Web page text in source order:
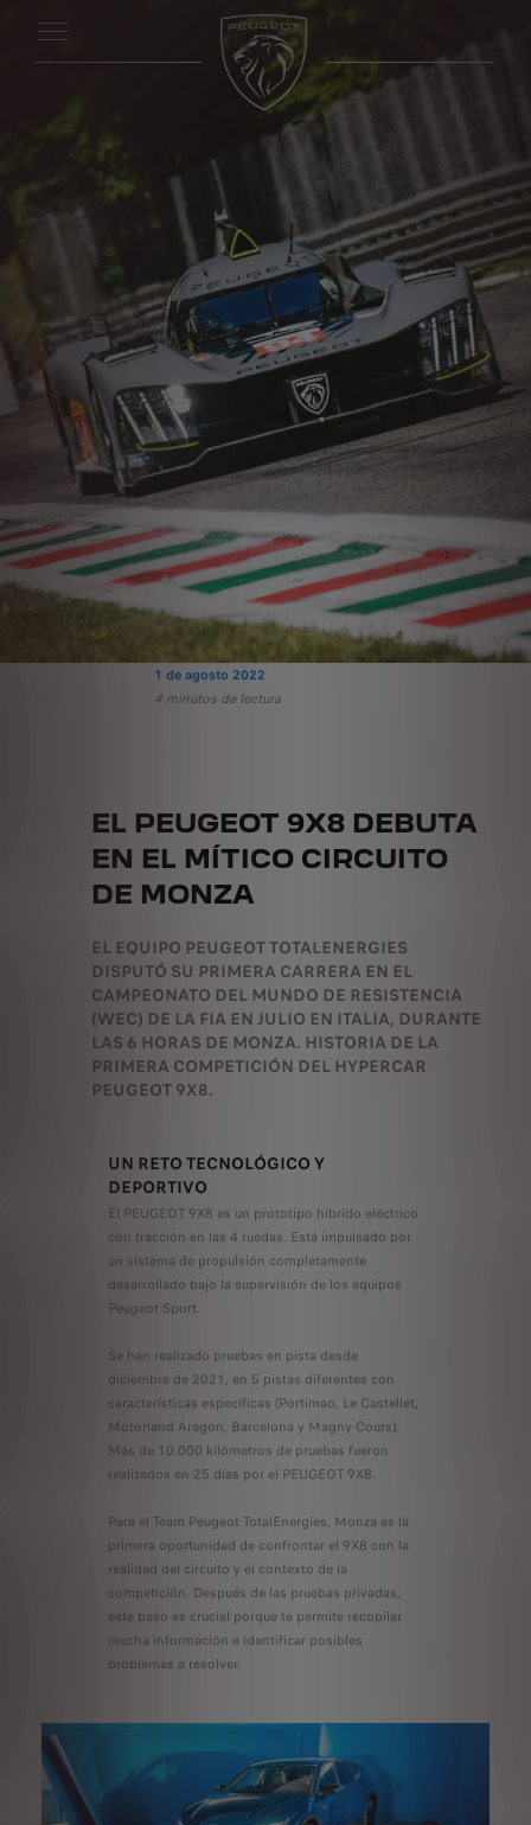
1 de agosto 2022
4 minutos de lectura
EL PEUGEOT 9X8 DEBUTA
EN EL MÍTICO CIRCUITO
DE MONZA
EL EQUIPO PEUGEOT TOTALENERGIES
DISPUTÓ SU PRIMERA CARRERA EN EL
CAMPEONATO DEL MUNDO DE RESISTENCIA
(WEC) DE LA FIA EN JULIO EN ITALIA, DURANTE
LAS 6 HORAS DE MONZA. HISTORIA DE LA
PRIMERA COMPETICIÓN DEL HYPERCAR
PEUGEOT 9X8.
UN RETO TECNOLÓGICO Y
DEPORTIVO
El PEUGEOT 9X8 es un prototipo híbrido eléctrico
con tracción en las 4 ruedas. Está impulsado por
un sistema de propulsión completamente
desarrollado bajo la supervisión de los equipos
Peugeot Sport.
Se han realizado pruebas en pista desde
diciembre de 2021, en 5 pistas diferentes con
características específicas (Portimao, Le Castellet,
Motorland Aragon, Barcelona y Magny-Cours).
Más de 10.000 kilómetros de pruebas fueron
realizados en 25 días por el PEUGEOT 9X8.
Para el Team Peugeot TotalEnergies, Monza es la
primera oportunidad de confrontar el 9X8 con la
realidad del circuito y el contexto de la
competición. Después de las pruebas privadas,
este paso es crucial porque te permite recopilar
mucha información e identificar posibles
problemas a resolver.